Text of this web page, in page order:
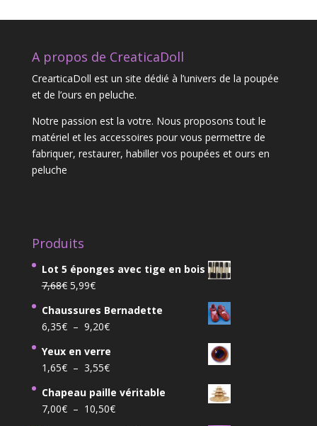
A propos de CreaticaDoll
CrearticaDoll est un site dédié à l’univers de la poupée
et de l’ours en peluche.
Notre passion est la votre. Nous proposons tout le
matériel et les accessoires pour vous permettre de
fabriquer, restaurer, habiller vos poupées et ours en
peluche
Produits
Lot 5 éponges avec tige en bois
7,68€ Le
initial
était :
7,68€.
5,99€Le
actuel
est :
5,99€.
Chaussures Bernadette
6,35€ – 9,20€Plage
prix :
6,35€
à
9,20€
Yeux en verre
1,65€ – 3,55€Plage
prix :
1,65€
Chapeau paille véritable
7,00€ – 10,50€Plage